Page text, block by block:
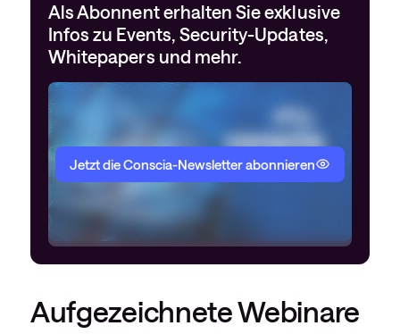
Als Abonnent erhalten Sie exklusive
Infos zu Events, Security-Updates,
Whitepapers und mehr.
Jetzt die Conscia-Newsletter abonnieren
Aufgezeichnete Webinare